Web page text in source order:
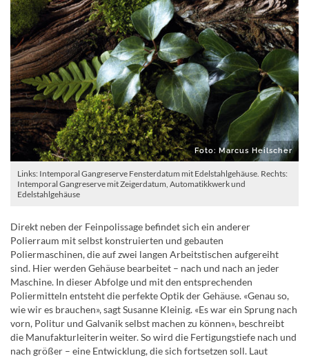
Foto: Marcus Heilscher
Links: Intemporal Gangreserve Fensterdatum mit Edelstahlgehäuse. Rechts:
Intemporal Gangreserve mit Zeigerdatum, Automatikkwerk und
Edelstahlgehäuse
Direkt neben der Feinpolissage befindet sich ein anderer
Polierraum mit selbst konstruierten und gebauten
Poliermaschinen, die auf zwei langen Arbeitstischen aufgereiht
sind. Hier werden Gehäuse bearbeitet – nach und nach an jeder
Maschine. In dieser Abfolge und mit den entsprechenden
Poliermitteln entsteht die perfekte Optik der Gehäuse. «Genau so,
wie wir es brauchen», sagt Susanne Kleinig. «Es war ein Sprung nach
vorn, Politur und Galvanik selbst machen zu können», beschreibt
die Manufakturleiterin weiter. So wird die Fertigungstiefe nach und
nach größer – eine Entwicklung, die sich fortsetzen soll. Laut